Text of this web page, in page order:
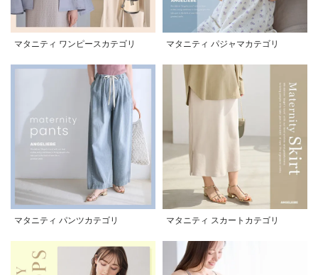
マタニティ ワンピースカテゴリ マタニティ パジャマカテゴリ
マタニティ パンツカテゴリ マタニティ スカートカテゴリ